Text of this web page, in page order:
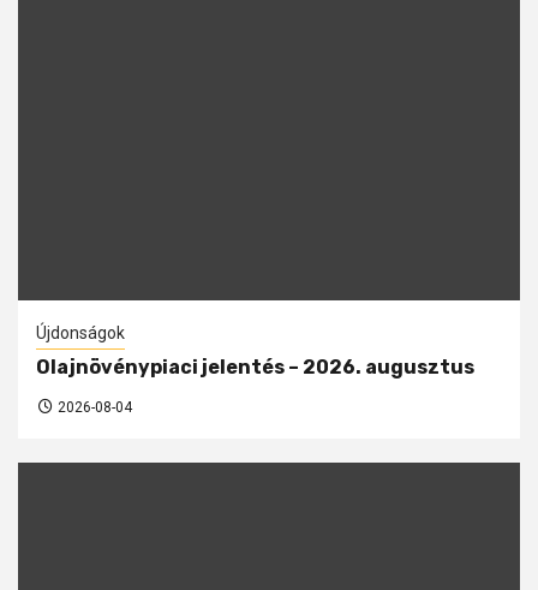
Újdonságok
Olajnövénypiaci jelentés – 2026. augusztus
2026-08-04